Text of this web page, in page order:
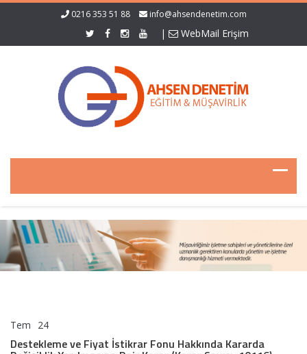
0216 353 51 88 info@ahsendenetim.com
| WebMail Erişim
Tem 24
Fiyat
Destekleme ve Fiyat İstikrar Fonu Hakkında Kararda